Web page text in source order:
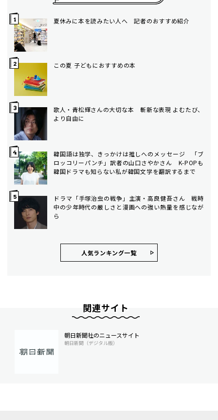
夏休みに本を読みたい人へ 記者のおすすめ紹介
この夏 子どもにおすすめの本
歌人・青松輝さんの大切な本 斬新な表現 よむたび、
より自由に
韓国語は独学、きっかけは推しへのメッセージ 「ブ
ロッコリーパンチ」訳者の山口さやかさん K-POPも
韓国ドラマも知らない私が韓国文学を翻訳するまで
ドラマ「手塚治虫の戦争」主演・高良健吾さん 戦時
中の少年時代の厳しさと漫画への強い熱量を感じなが
ら
人気ランキング⼀覧
関連サイト
朝日新聞社のニュースサイト
朝日新聞（デジタル版）